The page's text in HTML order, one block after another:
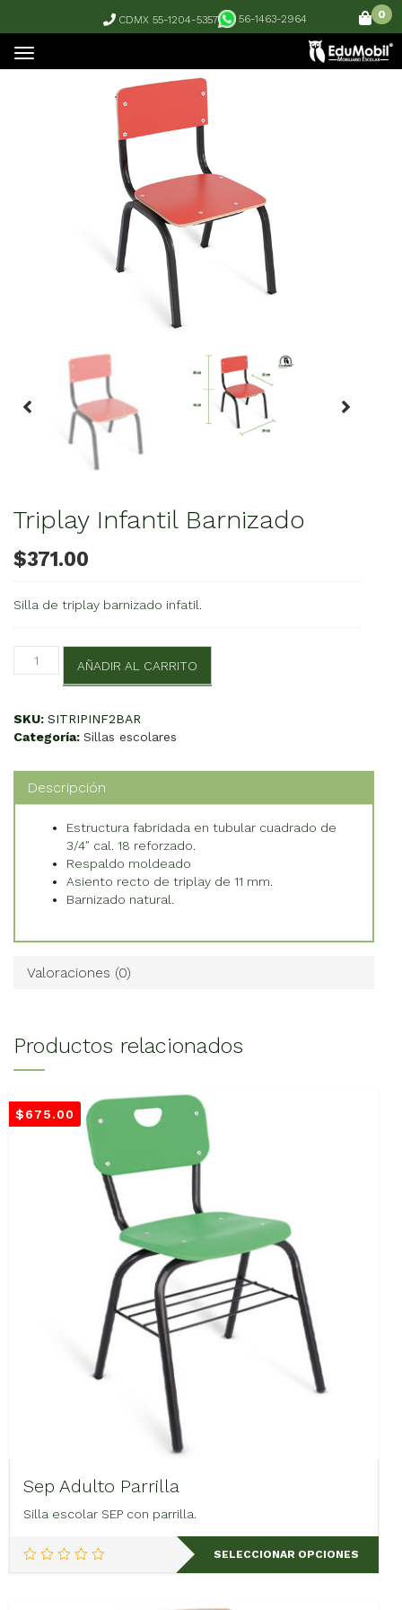
CDMX 55-1204-5357 56-1463-2964 0
Triplay Infantil Barnizado
$371.00
Silla de triplay barnizado infatil.
Triplay
Barnizado
AÑADIR AL CARRITO
SKU: SITRIPINF2BAR
Categoría: Sillas escolares
Descripción
Estructura fabridada en tubular cuadrado de
3/4″ cal. 18 reforzado.
Respaldo moldeado
Asiento recto de triplay de 11 mm.
Barnizado natural.
Valoraciones (0)
Productos relacionados
$675.00
Sep Adulto Parrilla
Silla escolar SEP con parrilla.
SELECCIONAR OPCIONES
Este
producto